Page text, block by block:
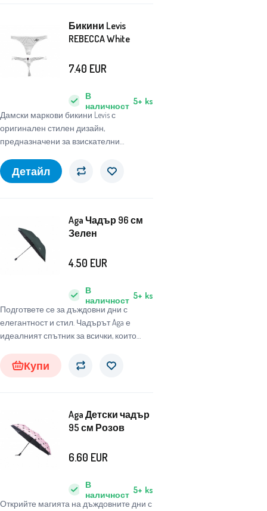
Бикини Levis
REBECCA White
Дамски маркови бикини Levis с
оригинален стилен дизайн,
предназначени за взискателни
В
наличност 5+ ks
7.40 EUR
Детайл
Aga Чадър 96 см
Зелен
Подгответе се за дъждовни дни с
елегантност и стил. Чадърът Aga е
идеалният спътник за всички, които
да ги защити от неблагоприятните
атмосферни условия.
В
наличност 5+ ks
4.50 EUR
Купи
Aga Детски чадър
95 см Розов
Открийте магията на дъждовните дни с
В
наличност 5+ ks
6.60 EUR